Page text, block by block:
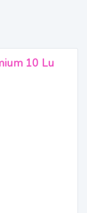
10 Lu